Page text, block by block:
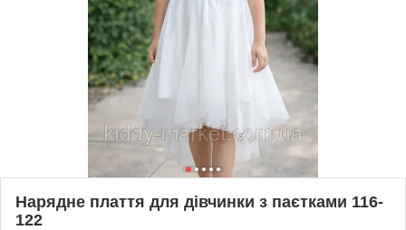
Нарядне плаття для дівчинки з паєтками 116-
122